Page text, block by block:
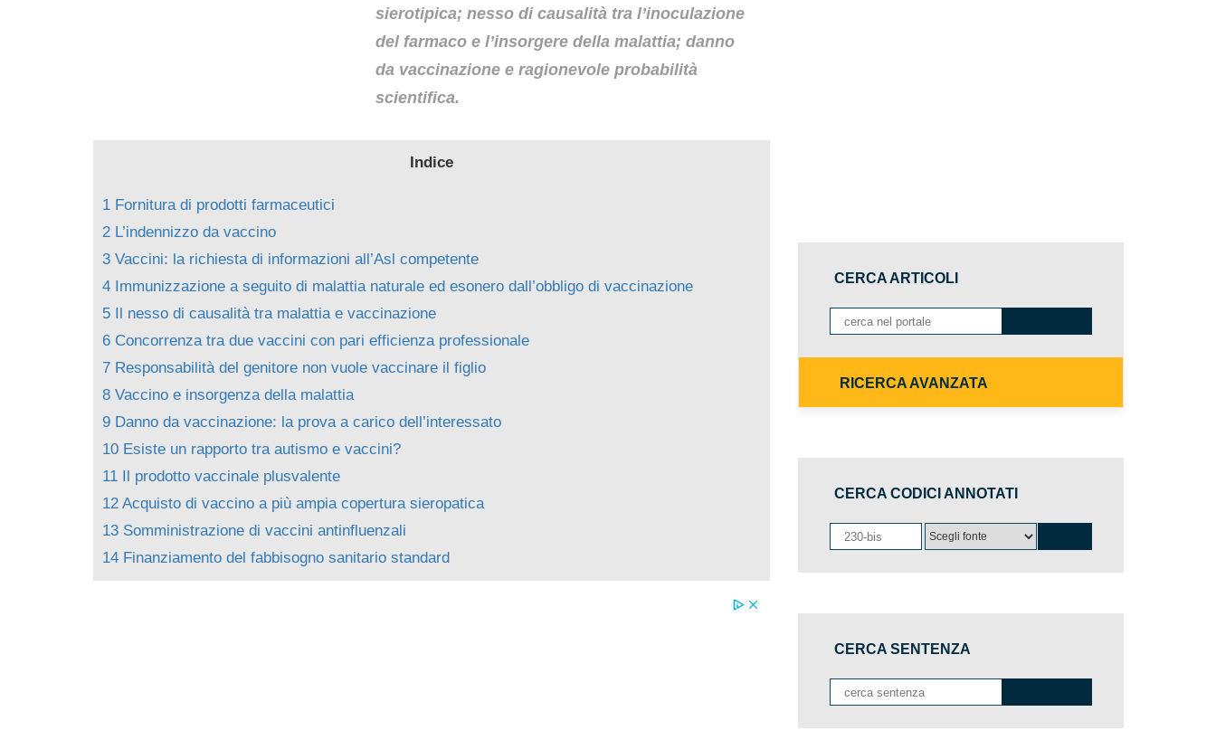
sierotipica; nesso di causalità tra l’inoculazione
del farmaco e l’insorgere della malattia; danno
da vaccinazione e ragionevole probabilità
scientifica.
Indice
1 Fornitura di prodotti farmaceutici
2 L’indennizzo da vaccino
3 Vaccini: la richiesta di informazioni all’Asl competente
4 Immunizzazione a seguito di malattia naturale ed esonero dall’obbligo di vaccinazione
5 Il nesso di causalità tra malattia e vaccinazione
6 Concorrenza tra due vaccini con pari efficienza professionale
7 Responsabilità del genitore non vuole vaccinare il figlio
8 Vaccino e insorgenza della malattia
9 Danno da vaccinazione: la prova a carico dell’interessato
10 Esiste un rapporto tra autismo e vaccini?
11 Il prodotto vaccinale plusvalente
12 Acquisto di vaccino a più ampia copertura sieropatica
13 Somministrazione di vaccini antinfluenzali
14 Finanziamento del fabbisogno sanitario standard
CERCA ARTICOLI
RICERCA AVANZATA
CERCA CODICI ANNOTATI
CERCA SENTENZA